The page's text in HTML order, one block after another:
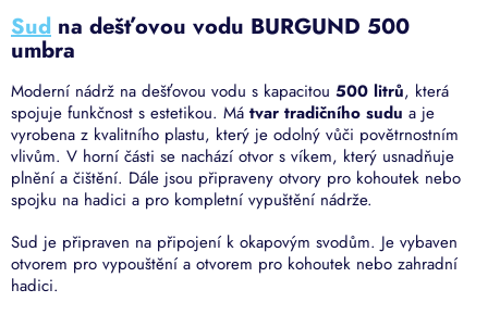
Sud na dešťovou vodu BURGUND 500
umbra
Moderní nádrž na dešťovou vodu s kapacitou 500 litrů, která
spojuje funkčnost s estetikou. Má tvar tradičního sudu a je
vyrobena z kvalitního plastu, který je odolný vůči povětrnostním
vlivům. V horní části se nachází otvor s víkem, který usnadňuje
plnění a čištění. Dále jsou připraveny otvory pro kohoutek nebo
spojku na hadici a pro kompletní vypuštění nádrže.
Sud je připraven na připojení k okapovým svodům. Je vybaven
otvorem pro vypouštění a otvorem pro kohoutek nebo zahradní
hadici.